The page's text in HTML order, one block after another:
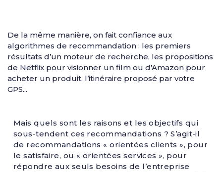
De la même manière, on fait confiance aux
algorithmes de recommandation : les premiers
résultats d’un moteur de recherche, les propositions
de Netflix pour visionner un film ou d’Amazon pour
acheter un produit, l’itinéraire proposé par votre
GPS...
Mais quels sont les raisons et les objectifs qui
sous-tendent ces recommandations ? S’agit-il
de recommandations « orientées clients », pour
le satisfaire, ou « orientées services », pour
répondre aux seuls besoins de l’entreprise